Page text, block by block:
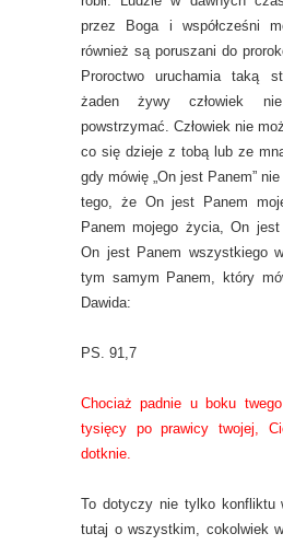
przez Boga i współcześni
również są poruszani do
Proroctwo uruchamia taką
żaden żywy człowiek
powstrzymać. Człowiek nie
co się dzieje z tobą lub ze
gdy mówię „On jest Panem”
tego, że On jest Panem
Panem mojego życia, On
On jest Panem wszystkiego
tym samym Panem, który
Dawida:
PS. 91,7
Chociaż padnie u boku
tysięcy po prawicy twojej,
dotknie.
To dotyczy nie tylko konfliktu
tutaj o wszystkim, cokolwiek